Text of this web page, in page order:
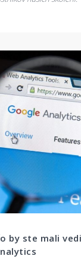
by ste mali